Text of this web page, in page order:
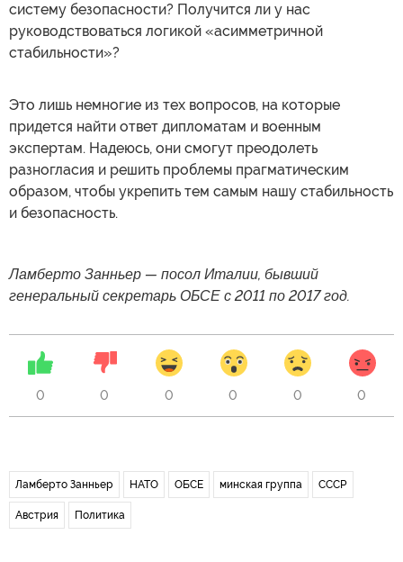
систему безопасности? Получится ли у нас
руководствоваться логикой «асимметричной
стабильности»?
Это лишь немногие из тех вопросов, на которые
придется найти ответ дипломатам и военным
экспертам. Надеюсь, они смогут преодолеть
разногласия и решить проблемы прагматическим
образом, чтобы укрепить тем самым нашу стабильность
и безопасность.
Ламберто Занньер — посол Италии, бывший
генеральный секретарь ОБСЕ с 2011 по 2017 год.
0 0 0 0 0 0
Ламберто Занньер НАТО ОБСЕ минская группа СССР
Австрия Политика